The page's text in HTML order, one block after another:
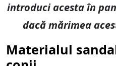
introduci acesta în
dacă mărimea
Materialul